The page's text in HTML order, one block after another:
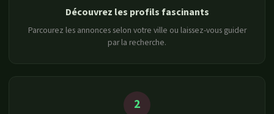
Découvrez les profils fascinants
Parcourez les annonces selon votre ville ou laissez-vous guider
par la recherche.
2